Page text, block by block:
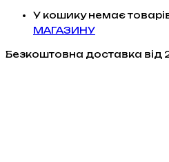
У кошику немає
МАГАЗИНУ
Безкоштовна доставка від